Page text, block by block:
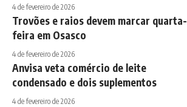
4 de fevereiro de 2026
Trovões e raios devem marcar quarta-
feira em Osasco
4 de fevereiro de 2026
Anvisa veta comércio de leite
condensado e dois suplementos
4 de fevereiro de 2026